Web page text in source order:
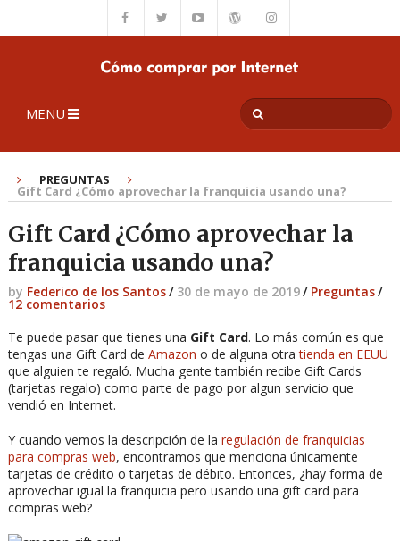
MENU
PREGUNTAS
Gift Card ¿Cómo aprovechar la franquicia usando una?
Gift Card ¿Cómo aprovechar la
franquicia usando una?
by Federico de los Santos/ 30 de mayo de 2019/ Preguntas/
12 comentarios
Te puede pasar que tienes una Gift Card. Lo más común es que
tengas una Gift Card de Amazon o de alguna otratienda en EEUU
que alguien te regaló. Mucha gente también recibe Gift Cards
(tarjetas regalo) como parte de pago por algun servicio que
vendió en Internet.
Y cuando vemos la descripción de la regulación de franquicias
para compras web, encontramos que menciona únicamente
tarjetas de crédito o tarjetas de débito. Entonces, ¿hay forma de
aprovechar igual la franquicia pero usando una gift card para
compras web?